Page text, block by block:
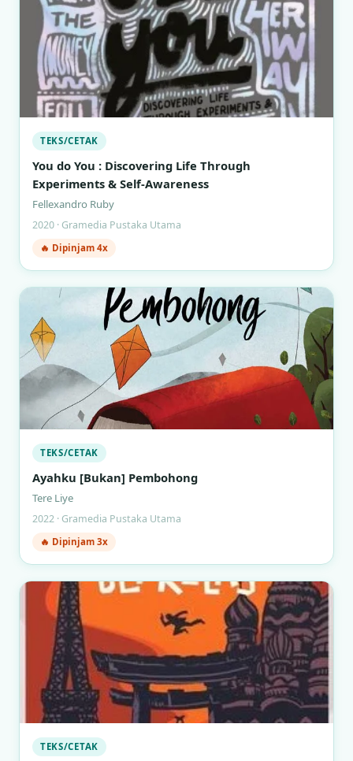
TEKS/CETAK
You do You : Discovering Life Through
Experiments & Self-Awareness
Fellexandro Ruby
2020 · Gramedia Pustaka Utama
🔥 Dipinjam 4x
TEKS/CETAK
Ayahku [Bukan] Pembohong
Tere Liye
2022 · Gramedia Pustaka Utama
🔥 Dipinjam 3x
TEKS/CETAK